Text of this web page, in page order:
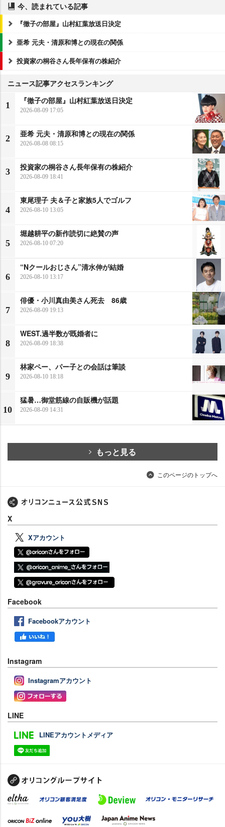
今、読まれている記事
『徹子の部屋』山村紅葉放送日決定
亜希 元夫・清原和博との現在の関係
投資家の桐谷さん長年保有の株紹介
ニュース記事アクセスランキング
1
『徹子の部屋』山村紅葉放送日決定
2026-08-09 17:05
2
亜希 元夫・清原和博との現在の関係
2026-08-08 08:15
3
投資家の桐谷さん長年保有の株紹介
2026-08-09 18:41
4
東尾理子 夫＆子と家族5人でゴルフ
2026-08-10 13:05
5
堀越耕平の新作読切に絶賛の声
2026-08-10 07:20
6
“Nクールおじさん”清水伸が結婚
2026-08-10 13:17
7
俳優・小川真由美さん死去 86歳
2026-08-09 19:13
8
WEST.過半数が既婚者に
2026-08-09 18:38
9
林家ペー、パー子との会話は筆談
2026-08-10 18:18
10
猛暑…御堂筋線の自販機が話題
2026-08-09 14:31
もっと見る
このページのトップへ
X
Xアカウント
Facebook
Facebookアカウント
Instagram
Instagramアカウント
LINE
LINEアカウントメディア